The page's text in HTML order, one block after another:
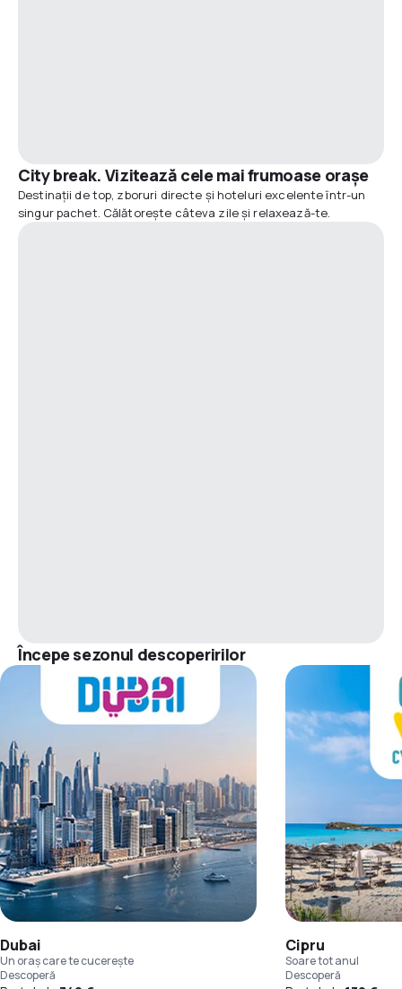
City break. Vizitează cele mai frumoase orașe
Destinații de top, zboruri directe și hoteluri excelente într-un
singur pachet. Călătorește câteva zile și relaxează-te.
Începe sezonul descoperirilor
Dubai
Un oraș care te cucerește
Descoperă
Cipru
Soare tot anul
Descoperă